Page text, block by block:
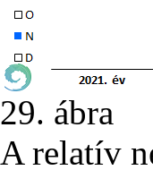
29. ábra
A relatív